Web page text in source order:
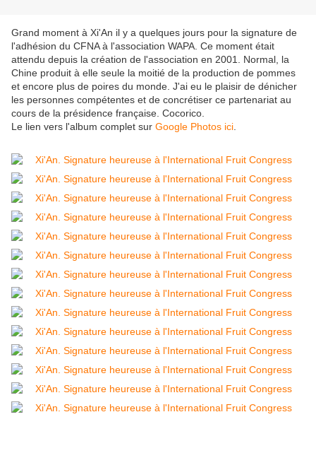
Grand moment à Xi'An il y a quelques jours pour la signature de
l'adhésion du CFNA à l'association WAPA. Ce moment était
attendu depuis la création de l'association en 2001. Normal, la
Chine produit à elle seule la moitié de la production de pommes
et encore plus de poires du monde. J'ai eu le plaisir de dénicher
les personnes compétentes et de concrétiser ce partenariat au
cours de la présidence française. Cocorico.
Le lien vers l'album complet sur Google Photos ici